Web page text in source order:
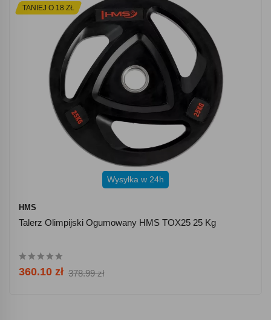
TANIEJ O 18 ZŁ
Wysyłka w 24h
HMS
Talerz Olimpijski Ogumowany HMS TOX25 25 Kg
360.10 zł 378.99 zł